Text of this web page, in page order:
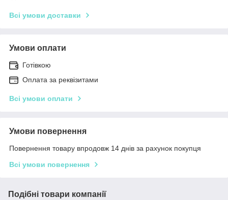
Всі умови доставки
Умови оплати
Готівкою
Оплата за реквізитами
Всі умови оплати
Умови повернення
Повернення товару впродовж 14 днів за рахунок покупця
Всі умови повернення
Подібні товари компанії